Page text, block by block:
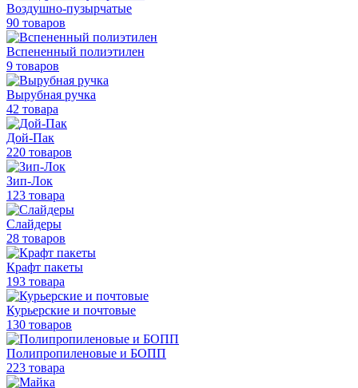
Воздушно-пузырчатые
90 товаров
Вспененный полиэтилен
9 товаров
Вырубная ручка
42 товара
Дой-Пак
220 товаров
Зип-Лок
123 товара
Слайдеры
28 товаров
Крафт пакеты
193 товара
Курьерские и почтовые
130 товаров
Полипропиленовые и БОПП
223 товара